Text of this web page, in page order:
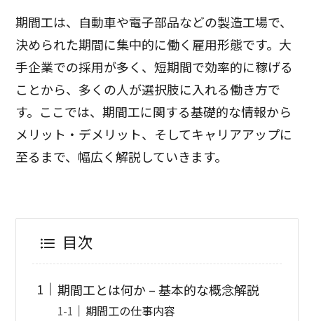
期間工は、自動車や電子部品などの製造工場で、
決められた期間に集中的に働く雇用形態です。大
手企業での採用が多く、短期間で効率的に稼げる
ことから、多くの人が選択肢に入れる働き方で
す。ここでは、期間工に関する基礎的な情報から
メリット・デメリット、そしてキャリアアップに
至るまで、幅広く解説していきます。
目次
期間工とは何か – 基本的な概念解説
期間工の仕事内容